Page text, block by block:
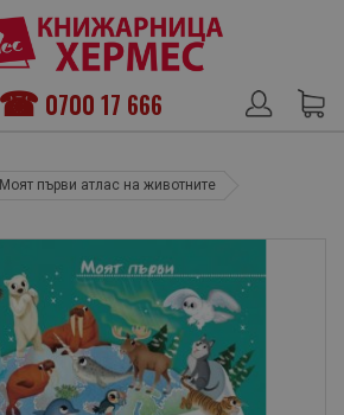
0700 17 666
Моят първи атлас на животните